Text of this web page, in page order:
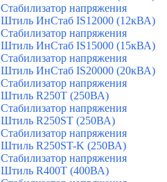
Стабилизатор напряжения
Штиль ИнСтаб IS12000 (12кВА)
Стабилизатор напряжения
Штиль ИнСтаб IS15000 (15кВА)
Стабилизатор напряжения
Штиль ИнСтаб IS20000 (20кВА)
Стабилизатор напряжения
Штиль R250T (250ВА)
Стабилизатор напряжения
Штиль R250ST (250ВА)
Стабилизатор напряжения
Штиль R250ST-K (250ВА)
Стабилизатор напряжения
Штиль R400T (400ВА)